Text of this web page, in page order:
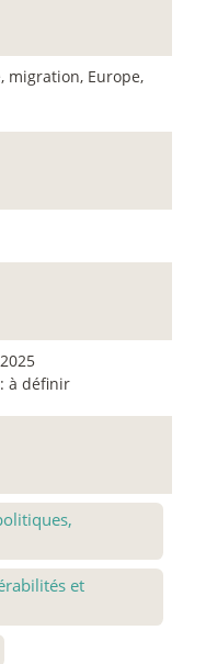
migration, Europe,
à définir
et